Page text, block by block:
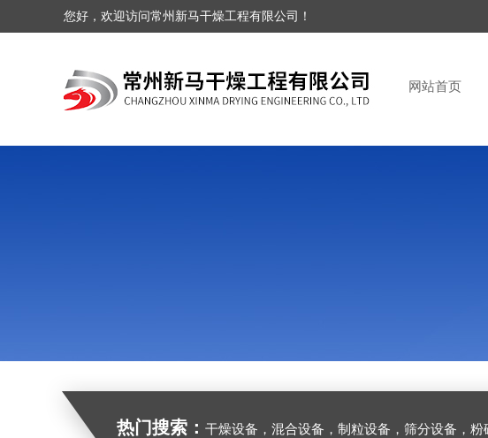
您好，欢迎访问常州新马干燥工程有限公司！
网站首页
热门搜索： 干燥设备，混合设备，制粒设备，筛分设备，粉